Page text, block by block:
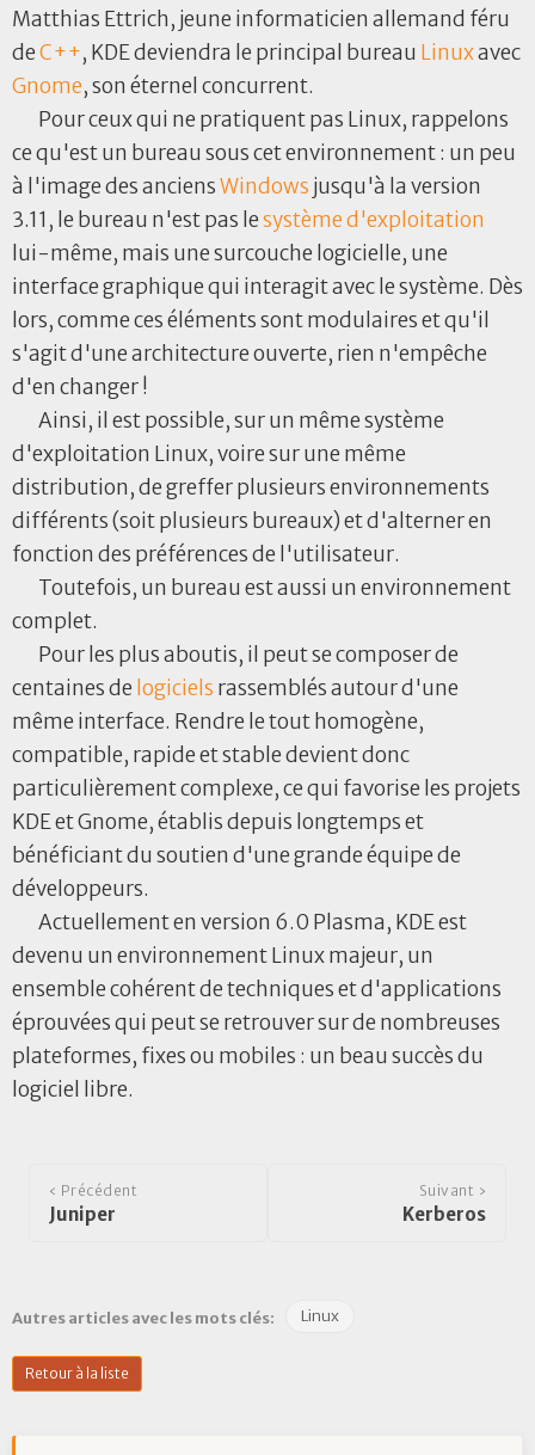
Matthias Ettrich, jeune informaticien allemand féru
deC++, KDE deviendra le principal bureau Linuxavec
Gnome, son éternel concurrent.
Pour ceux qui ne pratiquent pas Linux, rappelons
ce qu'est un bureau sous cet environnement : un peu
à l'image des anciensWindows jusqu'à la version
3.11, le bureau n'est pas lesystème d'exploitation
lui-même, mais une surcouche logicielle, une
interface graphique qui interagit avec le système. Dès
lors, comme ces éléments sont modulaires et qu'il
s'agit d'une architecture ouverte, rien n'empêche
d'en changer !
Ainsi, il est possible, sur un même système
d'exploitation Linux, voire sur une même
distribution, de greffer plusieurs environnements
différents (soit plusieurs bureaux) et d'alterner en
fonction des préférences de l'utilisateur.
Toutefois, un bureau est aussi un environnement
complet.
Pour les plus aboutis, il peut se composer de
centaines de logiciels rassemblés autour d'une
même interface. Rendre le tout homogène,
compatible, rapide et stable devient donc
particulièrement complexe, ce qui favorise les projets
KDE et Gnome, établis depuis longtemps et
bénéficiant du soutien d'une grande équipe de
développeurs.
Actuellement en version 6.0 Plasma, KDE est
devenu un environnement Linux majeur, un
ensemble cohérent de techniques et d'applications
éprouvées qui peut se retrouver sur de nombreuses
plateformes, fixes ou mobiles : un beau succès du
logiciel libre.
‹ Précédent
Juniper
Suivant ›
Kerberos
Autres articles avec les mots clés: Linux
Retour à la liste